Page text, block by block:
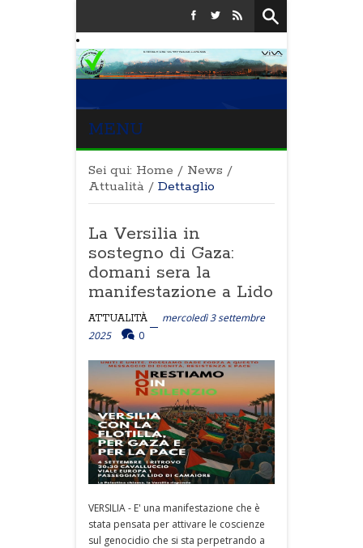
MENU
Sei qui: Home / News /
Attualità / Dettaglio
La Versilia in
sostegno di Gaza:
domani sera la
manifestazione a Lido
ATTUALITÀ
mercoledì 3 settembre
2025
0
VERSILIA - E' una manifestazione che è
stata pensata per attivare le coscienze
sul genocidio che si sta perpetrando a